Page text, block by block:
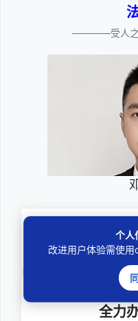
————受人
深耕
全力
个人
改进用户体验需使用